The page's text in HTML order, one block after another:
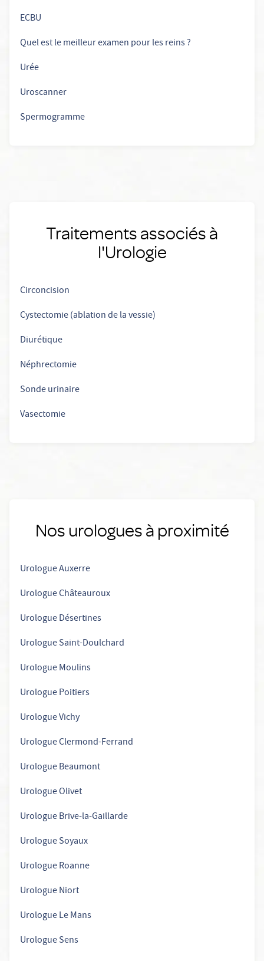
ECBU
Quel est le meilleur examen pour les reins ?
Urée
Uroscanner
Spermogramme
Traitements associés à
l'Urologie
Circoncision
Cystectomie (ablation de la vessie)
Diurétique
Néphrectomie
Sonde urinaire
Vasectomie
Nos urologues à proximité
Urologue Auxerre
Urologue Châteauroux
Urologue Désertines
Urologue Saint-Doulchard
Urologue Moulins
Urologue Poitiers
Urologue Vichy
Urologue Clermond-Ferrand
Urologue Beaumont
Urologue Olivet
Urologue Brive-la-Gaillarde
Urologue Soyaux
Urologue Roanne
Urologue Niort
Urologue Le Mans
Urologue Sens